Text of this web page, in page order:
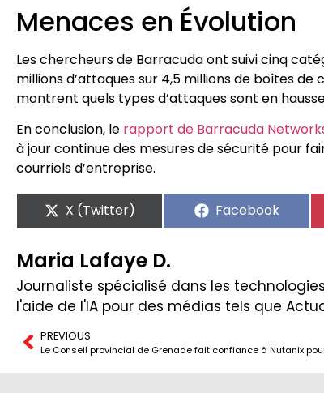
Menaces en Évolution
Les chercheurs de Barracuda ont suivi cinq
millions d’attaques sur 4,5 millions de boîtes
montrent quels types d’attaques sont en
En conclusion, le rapport de Barracuda
à jour continue des mesures de sécurité pour
courriels d’entreprise.
X (Twitter) Facebook
Maria Lafaye D.
Journaliste spécialisé dans les
l'aide de l'IA pour des médias tels que
PREVIOUS